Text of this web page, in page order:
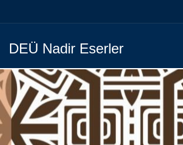
DEÜ Nadir Eserler